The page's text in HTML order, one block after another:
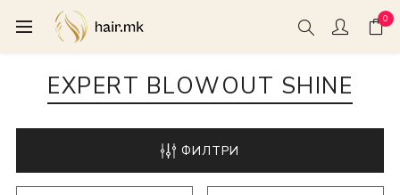
0
EXPERT BLOWOUT SHINE
ФИЛТРИ